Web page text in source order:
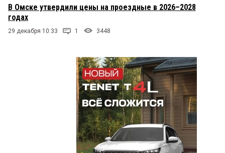
В Омске утвердили цены на проездные в 2026–2028
годах
29 декабря 10:33 1 3448